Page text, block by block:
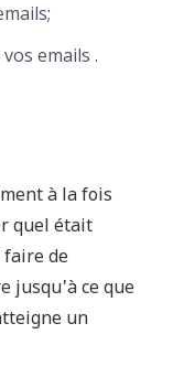
emails .
à la fois
quel était
faire de
jusqu'à ce que
un